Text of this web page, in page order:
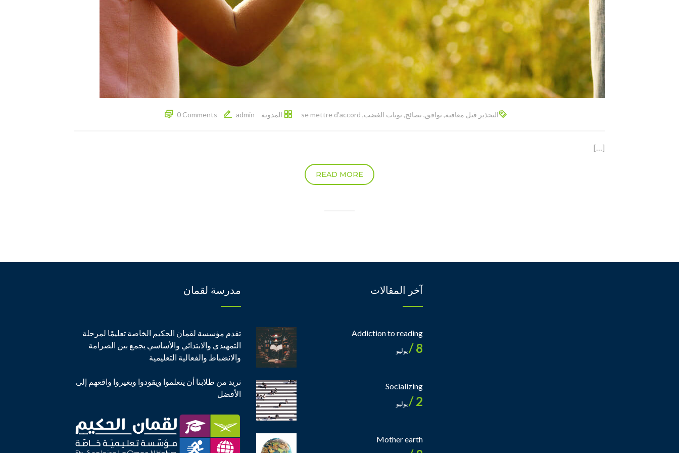
التحذير قبل معاقبة,توافق, نصائح, نوبات الغضب,
se mettre d'accord المدونة admin
0 Comments
[…]
READ MORE
مدرسة لقمان
تقدم مؤسسة لقمان الحكيم الخاصة تعليمًا لمرحلة
التمهيدي والابتدائي والأساسي يجمع بين الصرامة
والانضباط والفعالية التعليمية
نريد من طلابنا أن يتعلموا ويقودوا ويغيروا واقعهم إلى
الأفضل
آخر المقالات
Addiction to reading
8 / يوليو
Socializing
2 / يوليو
Mother earth